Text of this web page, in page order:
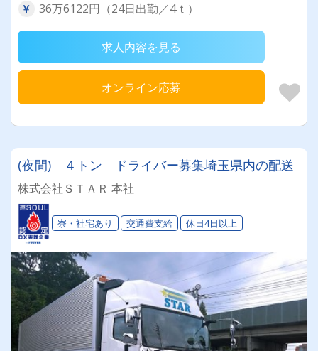
36万6122円（24日出勤／4ｔ）
求人内容を見る
オンライン応募
(夜間) ４トン ドライバー募集埼玉県内の配送
株式会社ＳＴＡＲ 本社
寮・社宅あり 交通費支給 休日4日以上